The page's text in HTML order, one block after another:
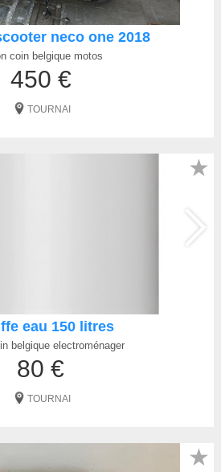
neco one 2018
coin belgique motos
450 €
TOURNAI
eau 150 litres
belgique electroménager
80 €
TOURNAI
★
★